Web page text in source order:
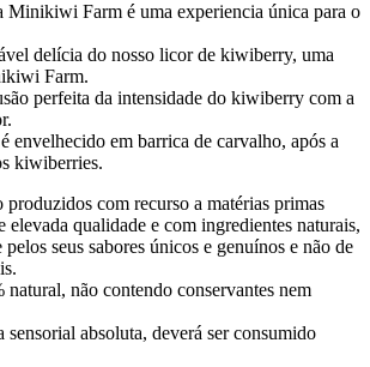
Farm é uma experiencia única para o
delícia do nosso licor de kiwiberry, uma
Farm.
perfeita da intensidade do kiwiberry com a
envelhecido em barrica de carvalho, após a
kiwiberries.
produzidos com recurso a matérias primas
elevada qualidade e com ingredientes naturais,
pelos seus sabores únicos e genuínos e não de
não contendo conservantes nem
sensorial absoluta, deverá ser consumido